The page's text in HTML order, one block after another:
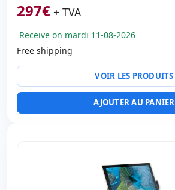
297€ + TVA
Receive on mardi 11-08-2026
Free shipping
VOIR LES PRODUITS
AJOUTER AU PANIER